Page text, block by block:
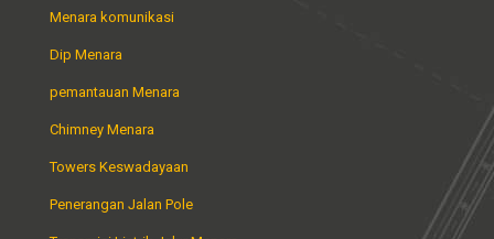
Menara komunikasi
Dip Menara
pemantauan Menara
Chimney Menara
Towers Keswadayaan
Penerangan Jalan Pole